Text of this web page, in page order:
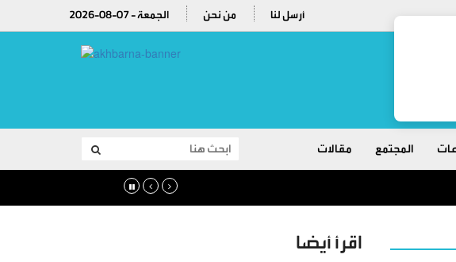
2026-08-07 - الجمعة من نحن أرسل لنا
المجتمع مقالات
اقرأ أيضا